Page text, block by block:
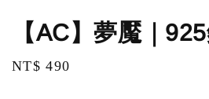
【AC】夢魘｜
Regular
NT$ 490